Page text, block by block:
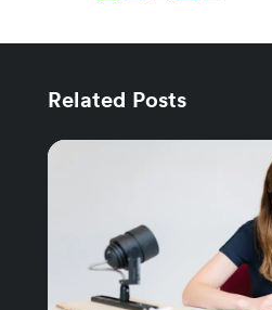
Related Posts